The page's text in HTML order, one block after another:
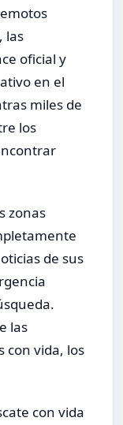
las
oficial y
en el
miles de
los
zonas
de sus
las
con vida, los
con vida